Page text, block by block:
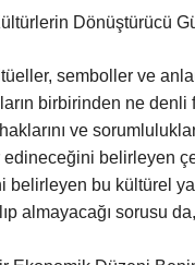
Dönüştürücü
semboller ve
birbirinden ne denli
ve
edineceğini belirleyen
bu kültürel
almayacağı sorusu